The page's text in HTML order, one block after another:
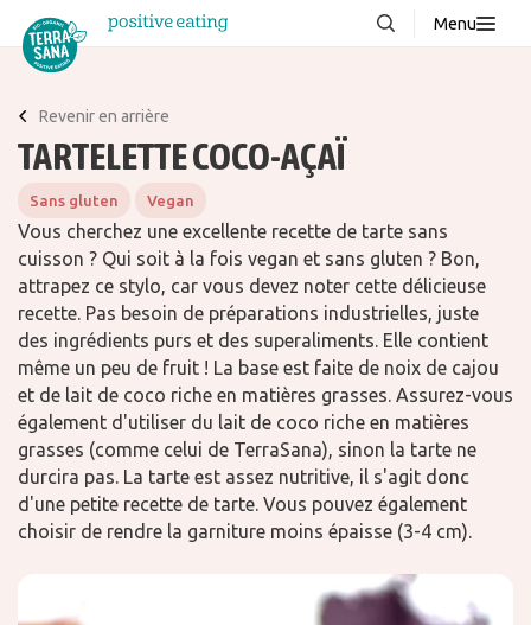
Menu
À propos de nous
Blog
Contacter
Téléchargements
Recettes
Revenir en arrière
TARTELETTE COCO-AÇAÏ
Sans gluten Vegan
Vous cherchez une excellente recette de tarte sans
cuisson ? Qui soit à la fois vegan et sans gluten ? Bon,
attrapez ce stylo, car vous devez noter cette délicieuse
recette. Pas besoin de préparations industrielles, juste
des ingrédients purs et des superaliments. Elle contient
même un peu de fruit ! La base est faite de noix de cajou
et de lait de coco riche en matières grasses. Assurez-vous
également d'utiliser du lait de coco riche en matières
grasses (comme celui de TerraSana), sinon la tarte ne
durcira pas. La tarte est assez nutritive, il s'agit donc
d'une petite recette de tarte. Vous pouvez également
choisir de rendre la garniture moins épaisse (3-4 cm).